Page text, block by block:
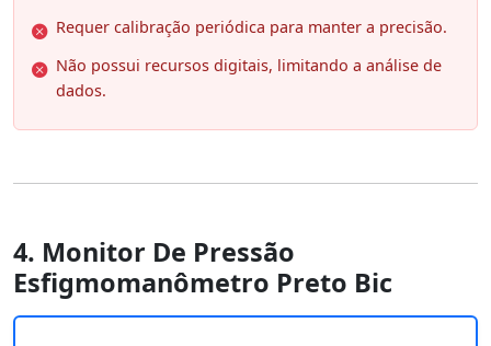
Requer calibração periódica para manter a precisão.
Não possui recursos digitais, limitando a análise de
dados.
4. Monitor De Pressão
Esfigmomanômetro Preto Bic